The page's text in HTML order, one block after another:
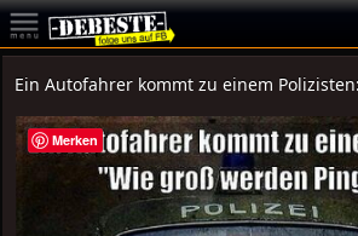
Ein Autofahrer kommt zu einem
Merken